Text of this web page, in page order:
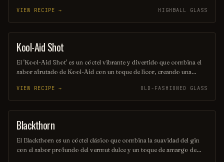
adornado con una rodaja de limón o lima, lo que realza su sabor y
aroma. Ideal para cualquier ocasión, es una opción popular entre los
amantes de los cócteles.
VIEW RECIPE → HIGHBALL GLASS
SHOT
Kool-Aid Shot
El 'Kool-Aid Shot' es un cóctel vibrante y divertido que combina el
sabor afrutado de Kool-Aid con un toque de licor, creando una
reuniones, este trago es fácil de preparar y seguro que alegrará el
ambiente. ¡Disfrútalo frío y comparte la diversión!
VIEW RECIPE → OLD-FASHIONED GLASS
ORDINARY DRINK
Blackthorn
El Blackthorn es un cóctel clásico que combina la suavidad del gin
con el sabor profundo del vermut dulce y un toque de amargo de